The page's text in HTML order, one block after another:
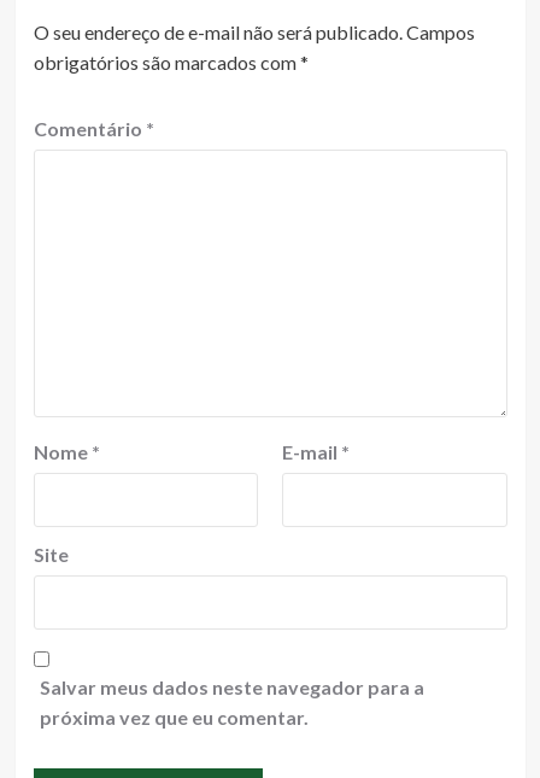
O seu endereço de e-mail não será publicado. Campos
obrigatórios são marcados com*
Comentário *
Nome * E-mail *
Site
Salvar meus dados neste navegador para a
próxima vez que eu comentar.